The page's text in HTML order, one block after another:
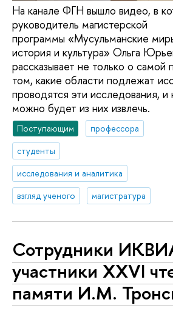
На канале ФГН вышло видео, в
руководитель магистерской
программы «Мусульманские
история и культура» Ольга
рассказывает не только о
том, какие области подлежат
проводятся эти исследования, и
можно будет из них извлечь.
Поступающим
профессора
студенты
исследования и аналитика
взгляд ученого
магистратура
Сотрудники
участники XXVI
памяти И.М.